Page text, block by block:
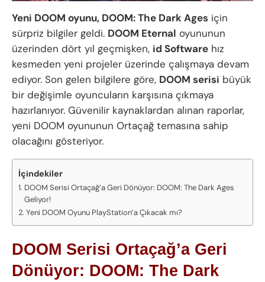
Yeni DOOM oyunu, DOOM: The Dark Ages için
sürpriz bilgiler geldi. DOOM Eternal oyununun
üzerinden dört yıl geçmişken, id Software hız
kesmeden yeni projeler üzerinde çalışmaya devam
ediyor. Son gelen bilgilere göre, DOOM serisi büyük
bir değişimle oyuncuların karşısına çıkmaya
hazırlanıyor. Güvenilir kaynaklardan alınan raporlar,
yeni DOOM oyununun Ortaçağ temasına sahip
olacağını gösteriyor.
İçindekiler
DOOM Serisi Ortaçağ’a Geri Dönüyor: DOOM: The Dark Ages
Geliyor!
Yeni DOOM Oyunu PlayStation’a Çıkacak mı?
DOOM Serisi Ortaçağ’a Geri
Dönüyor: DOOM: The Dark